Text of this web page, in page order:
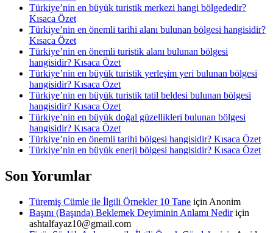
Türkiye’nin en büyük turistik merkezi hangi bölgededir?
Kısaca Özet
Türkiye’nin en önemli tarihi alanı bulunan bölgesi hangisidir?
Kısaca Özet
Türkiye’nin en önemli turistik alanı bulunan bölgesi
hangisidir? Kısaca Özet
Türkiye’nin en büyük turistik yerleşim yeri bulunan bölgesi
hangisidir? Kısaca Özet
Türkiye’nin en büyük turistik tatil beldesi bulunan bölgesi
hangisidir? Kısaca Özet
Türkiye’nin en büyük doğal güzellikleri bulunan bölgesi
hangisidir? Kısaca Özet
Türkiye’nin en önemli tarihi bölgesi hangisidir? Kısaca Özet
Türkiye’nin en büyük enerji bölgesi hangisidir? Kısaca Özet
Son Yorumlar
Türemiş Cümle ile İlgili Örnekler 10 Tane için Anonim
Başını (Başında) Beklemek Deyiminin Anlamı Nediriçin
ashtalfayaz10@gmail.com